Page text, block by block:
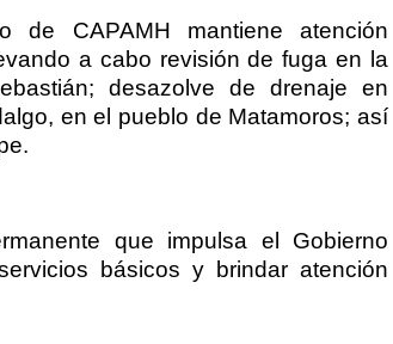
de CAPAMH mantiene atención
a cabo revisión de fuga en la
desazolve de drenaje en
en el pueblo de Matamoros; así
que impulsa el Gobierno
básicos y brindar atención